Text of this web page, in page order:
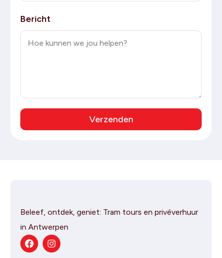
Bericht
Verzenden
Beleef, ontdek, geniet: Tram tours en privéverhuur
in Antwerpen